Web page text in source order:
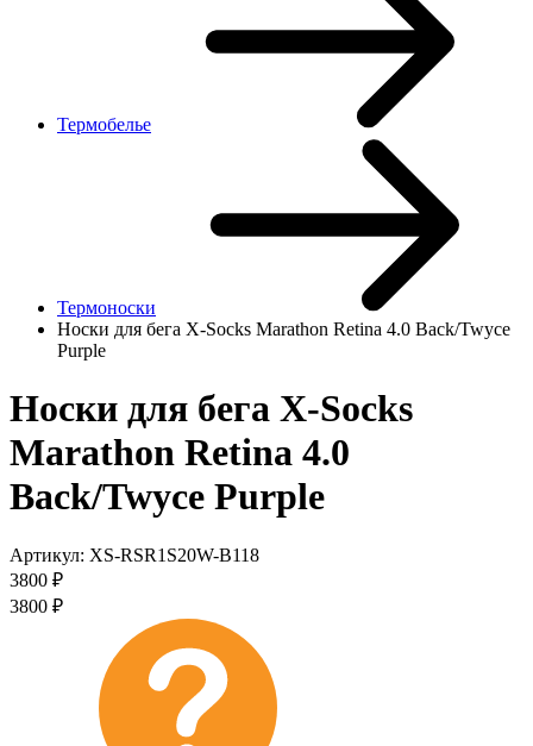
Термобелье
Термоноски
Носки для бега X-Socks Marathon Retina 4.0 Back/Twyce
Purple
Носки для бега X-Socks
Marathon Retina 4.0
Back/Twyce Purple
Артикул: XS-RSR1S20W-B118
3800 ₽
3800 ₽